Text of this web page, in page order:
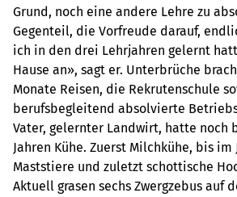
Grund, noch eine andere Lehre zu
Gegenteil, die Vorfreude darauf,
ich in den drei Lehrjahren gelernt
Hause an», sagt er. Unterbrüche
Monate Reisen, die Rekrutenschule
berufsbegleitend absolvierte
Vater, gelernter Landwirt, hatte noch
Jahren Kühe. Zuerst Milchkühe, bis im
Maststiere und zuletzt schottische
Aktuell grasen sechs Zwergzebus auf